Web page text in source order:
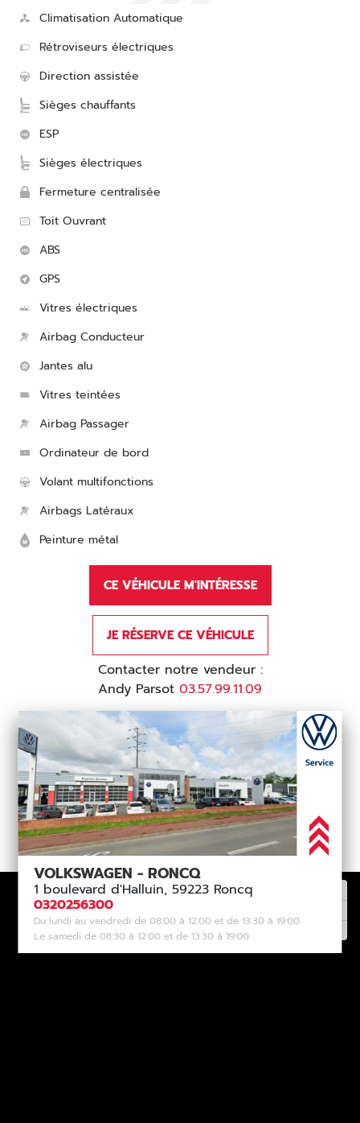
Climatisation Automatique
Rétroviseurs électriques
Direction assistée
Sièges chauffants
ESP
Sièges électriques
Fermeture centralisée
Toit Ouvrant
ABS
GPS
Vitres électriques
Airbag Conducteur
Jantes alu
Vitres teintées
Airbag Passager
Ordinateur de bord
Volant multifonctions
Airbags Latéraux
Peinture métal
CE VÉHICULE M'INTÉRESSE
JE RÉSERVE CE VÉHICULE
Contacter notre vendeur :
Andy Parsot 03.57.99.11.09
VOLKSWAGEN - RONCQ
1 boulevard d'Halluin, 59223 Roncq
0320256300
Du lundi au vendredi de 08:00 à 12:00 et de 13:30 à 19:00
Le samedi de 08:30 à 12:00 et de 13:30 à 19:00